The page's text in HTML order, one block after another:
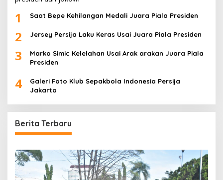
1 Saat Bepe Kehilangan Medali Juara Piala Presiden
2 Jersey Persija Laku Keras Usai Juara Piala Presiden
3
Marko Simic Kelelahan Usai Arak arakan Juara Piala
Presiden
4
Galeri Foto Klub Sepakbola Indonesia Persija
Jakarta
Berita Terbaru